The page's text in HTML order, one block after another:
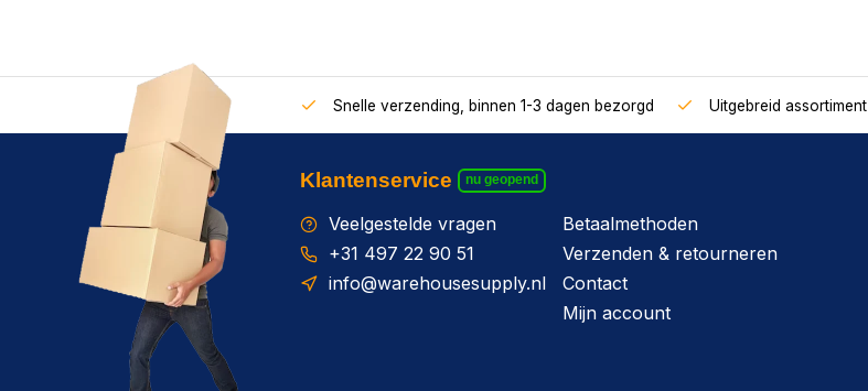
Snelle verzending, binnen 1-3 dagen bezorgd Uitgebreid assortiment
Klantenservice nu geopend
Veelgestelde vragen
+31 497 22 90 51
info@warehousesupply.nl
Betaalmethoden
Verzenden & retourneren
Contact
Mijn account